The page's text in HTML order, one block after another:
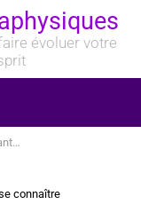
évoluer votre
Terre
connaître